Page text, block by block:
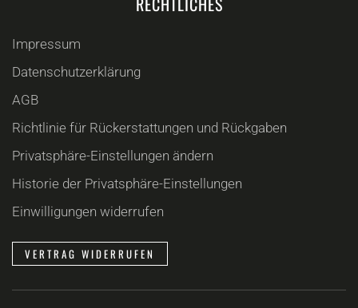
Impressum
Datenschutzerklärung
AGB
Richtlinie für Rückerstattungen und Rückgaben
Privatsphäre-Einstellungen ändern
Historie der Privatsphäre-Einstellungen
Einwilligungen widerrufen
VERTRAG WIDERRUFEN